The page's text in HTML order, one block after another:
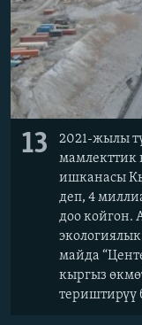
13
2021-жылы
мамлекттик
ишканасы
деп, 4
доо койгон.
майда
кыргыз
териштирүү